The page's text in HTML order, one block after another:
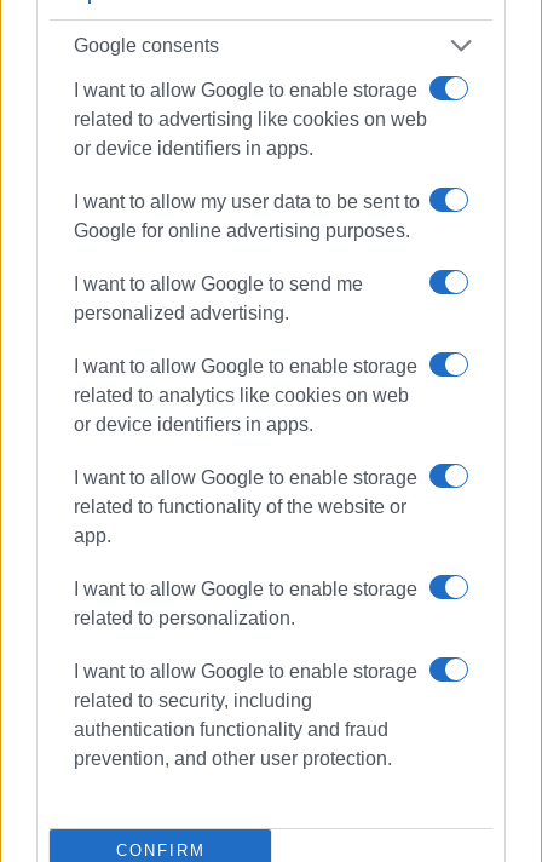
Google consents
I want to allow Google to enable storage
related to advertising like cookies on web
or device identifiers in apps.
I want to allow my user data to be sent to
Google for online advertising purposes.
I want to allow Google to send me
personalized advertising.
I want to allow Google to enable storage
related to analytics like cookies on web
or device identifiers in apps.
I want to allow Google to enable storage
related to functionality of the website or
app.
I want to allow Google to enable storage
related to personalization.
I want to allow Google to enable storage
related to security, including
authentication functionality and fraud
prevention, and other user protection.
CONFIRM
rex1932@otenet.gr
ΜΙΚΡΟ ΚΑΦΕ
Το Μικρό Καφέ από το 1996 έχει αποκτήσει για τρίτη
σχεδόν συνεχόμενη δεκαετία τους δικούς του θαμώνες.
έχει σταματήσει στο ίδιο ανηφορικό σημείο της πόλης.
Σημείο συνάντησης αναγνωρίσιμων μορφών της
και διατηρεί ένα ιδιαίτερο αλλά και ανεπιτήδευτο στυλ.
Θεμιστοκλέους Κοτάρδου 42, 26610 31009